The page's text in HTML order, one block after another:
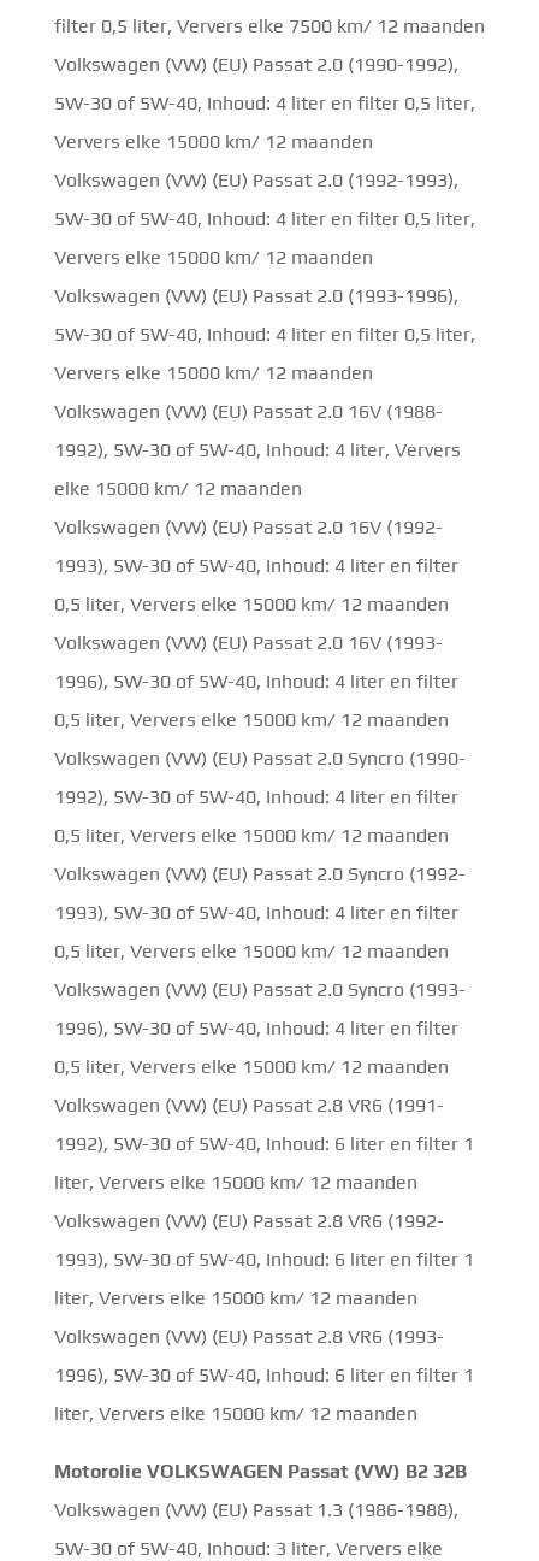
filter 0,5 liter, Ververs elke 7500 km/ 12 maanden
Volkswagen (VW) (EU) Passat 2.0 (1990-1992),
5W-30 of 5W-40, Inhoud: 4 liter en filter 0,5 liter,
Ververs elke 15000 km/ 12 maanden
Volkswagen (VW) (EU) Passat 2.0 (1992-1993),
5W-30 of 5W-40, Inhoud: 4 liter en filter 0,5 liter,
Ververs elke 15000 km/ 12 maanden
Volkswagen (VW) (EU) Passat 2.0 (1993-1996),
5W-30 of 5W-40, Inhoud: 4 liter en filter 0,5 liter,
Ververs elke 15000 km/ 12 maanden
Volkswagen (VW) (EU) Passat 2.0 16V (1988-
1992), 5W-30 of 5W-40, Inhoud: 4 liter, Ververs
elke 15000 km/ 12 maanden
Volkswagen (VW) (EU) Passat 2.0 16V (1992-
1993), 5W-30 of 5W-40, Inhoud: 4 liter en filter
0,5 liter, Ververs elke 15000 km/ 12 maanden
Volkswagen (VW) (EU) Passat 2.0 16V (1993-
1996), 5W-30 of 5W-40, Inhoud: 4 liter en filter
0,5 liter, Ververs elke 15000 km/ 12 maanden
Volkswagen (VW) (EU) Passat 2.0 Syncro (1990-
1992), 5W-30 of 5W-40, Inhoud: 4 liter en filter
0,5 liter, Ververs elke 15000 km/ 12 maanden
Volkswagen (VW) (EU) Passat 2.0 Syncro (1992-
1993), 5W-30 of 5W-40, Inhoud: 4 liter en filter
0,5 liter, Ververs elke 15000 km/ 12 maanden
Volkswagen (VW) (EU) Passat 2.0 Syncro (1993-
1996), 5W-30 of 5W-40, Inhoud: 4 liter en filter
0,5 liter, Ververs elke 15000 km/ 12 maanden
Volkswagen (VW) (EU) Passat 2.8 VR6 (1991-
1992), 5W-30 of 5W-40, Inhoud: 6 liter en filter 1
liter, Ververs elke 15000 km/ 12 maanden
Volkswagen (VW) (EU) Passat 2.8 VR6 (1992-
1993), 5W-30 of 5W-40, Inhoud: 6 liter en filter 1
liter, Ververs elke 15000 km/ 12 maanden
Volkswagen (VW) (EU) Passat 2.8 VR6 (1993-
1996), 5W-30 of 5W-40, Inhoud: 6 liter en filter 1
liter, Ververs elke 15000 km/ 12 maanden
Motorolie VOLKSWAGEN Passat (VW) B2 32B
Volkswagen (VW) (EU) Passat 1.3 (1986-1988),
5W-30 of 5W-40, Inhoud: 3 liter, Ververs elke